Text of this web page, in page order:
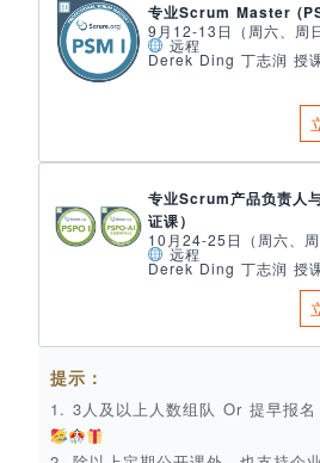
专业Scrum Master
9月12-13日（周六、周
远程
Derek Ding 丁志润 授
专业Scrum产品负责人
证课）
10月24-25日（周六、周
远程
Derek Ding 丁志润 授
提示：
1. 3人及以上人数组队 Or 提早报名